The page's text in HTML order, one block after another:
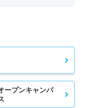
ープンキャンパ